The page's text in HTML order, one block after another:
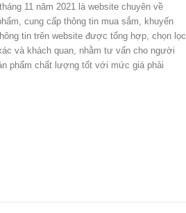
11 năm 2021 là website chuyên về
cung cấp thông tin mua sắm, khuyến
tin trên website được tổng hợp, chọn lọc
và khách quan, nhằm tư vấn cho người
phẩm chất lượng tốt với mức giá phải